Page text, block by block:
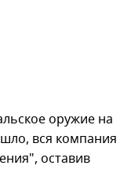
оружие на
вся компания
оставив